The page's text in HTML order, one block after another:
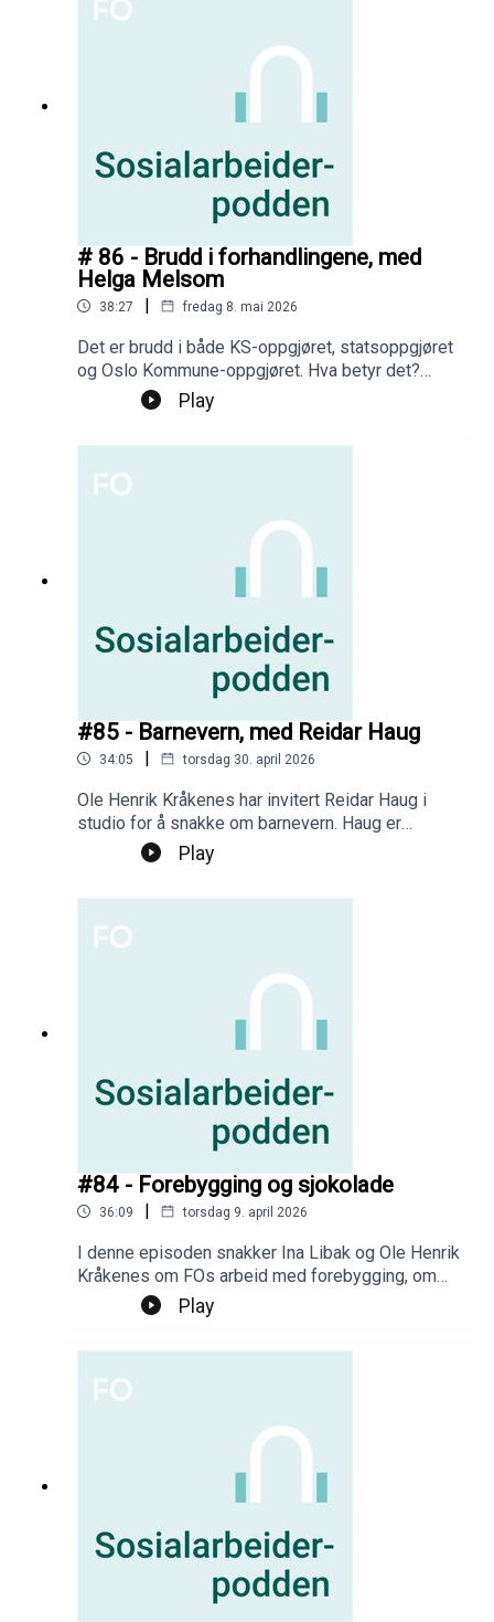
# 86 - Brudd i forhandlingene, med
Helga Melsom
38:27 | fredag 8. mai 2026
Det er brudd i både KS-oppgjøret, statsoppgjøret
og Oslo Kommune-oppgjøret. Hva betyr det?
Hvorfor skjedde det? Og hva skjer videre? Ole
Henrik Kråkenes og Ina Libak i FO-ledelsen har
og gi deg svar på at du lurer på.
Play
#85 - Barnevern, med Reidar Haug
34:05 | torsdag 30. april 2026
Ole Henrik Kråkenes har invitert Reidar Haug i
studio for å snakke om barnevern. Haug er
barnevernspedagog med lang erfaring i feltet, og
er forsker ved Høgskulen i Volda. De to snakker
ungdommene.
Play
#84 - Forebygging og sjokolade
36:09 | torsdag 9. april 2026
I denne episoden snakker Ina Libak og Ole Henrik
Kråkenes om FOs arbeid med forebygging, om
politiske gjennomslag, og om en dag på jobben i
Play